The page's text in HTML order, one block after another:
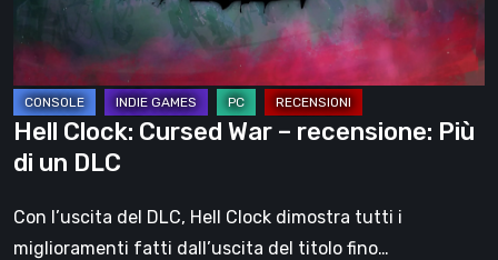
di
un
DLC
Hell Clock: Cursed War – recensione: Più
di un DLC
Con l’uscita del DLC, Hell Clock dimostra tutti i
miglioramenti fatti dall’uscita del titolo fino…